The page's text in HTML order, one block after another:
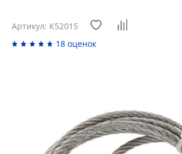
Артикул: K52015
18 оценок